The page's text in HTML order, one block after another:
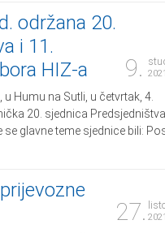
9.
održana 20.
i 11.
HIZ-a
u Humu na Sutli, u četvrtak, 4.
20. sjednica Predsjedništva
glavne teme sjednice bili:
27.